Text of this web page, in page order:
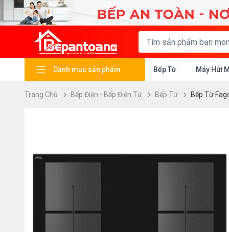
Danh mục sản phẩm Bếp Từ Máy Hút
Trang Chủ Bếp Điện - Bếp Điện Từ Bếp Từ Bếp Từ